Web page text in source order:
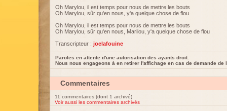
Oh Marylou, il est temps pour nous de mettre les bouts
Oh Marylou, sûr qu'en nous, y'a quelque chose de flou
Oh Marylou, il est temps pour nous de mettre les bouts
Oh Marylou, sûr qu'en nous, Marilou, y'a quelque chose de flou
Transcripteur : joelafouine
Paroles en attente d'une autorisation des ayants droit.
Nous nous engageons à en retirer l'affichage en cas de demande de
Commentaires
11 commentaires (dont 1 archivé)
Voir aussi les commentaires archivés